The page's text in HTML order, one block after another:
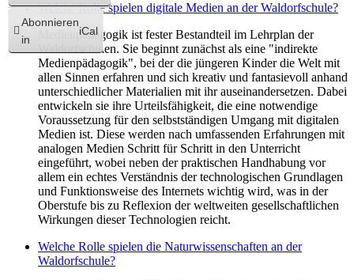
Abonnieren
in
iCal
Welche Rolle spielen digitale Medien an der Waldorfschule?
Medienpädagogik ist fester Bestandteil im Lehrplan der
Waldorfschulen. Sie beginnt zunächst als eine "indirekte
Medienpädagogik", bei der die jüngeren Kinder die Welt mit
allen Sinnen erfahren und sich kreativ und fantasievoll anhand
unterschiedlicher Materialien mit ihr auseinandersetzen. Dabei
entwickeln sie ihre Urteilsfähigkeit, die eine notwendige
Voraussetzung für den selbstständigen Umgang mit digitalen
Medien ist. Diese werden nach umfassenden Erfahrungen mit
analogen Medien Schritt für Schritt in den Unterricht
eingeführt, wobei neben der praktischen Handhabung vor
allem ein echtes Verständnis der technologischen Grundlagen
und Funktionsweise des Internets wichtig wird, was in der
Oberstufe bis zu Reflexion der weltweiten gesellschaftlichen
Wirkungen dieser Technologien reicht.
Welche Rolle spielen die Naturwissenschaften an der
Waldorfschule?